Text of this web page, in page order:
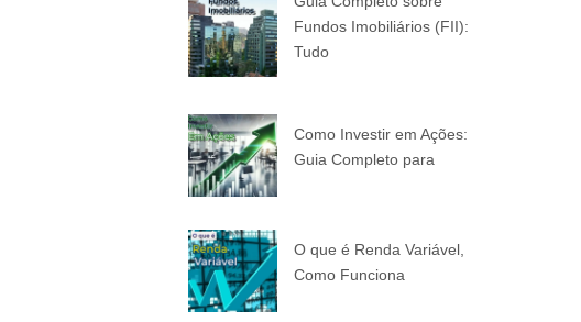
Fundos Imobiliários (FII):
Tudo
Como Investir em Ações:
Guia Completo para
O que é Renda Variável,
Como Funciona